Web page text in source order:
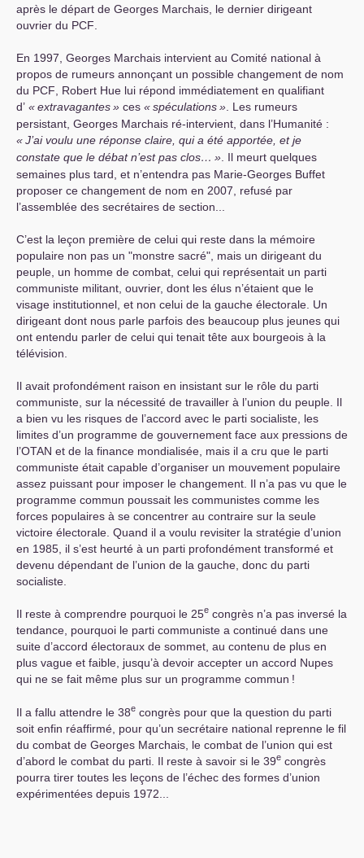
après le départ de Georges Marchais, le dernier dirigeant
ouvrier du PCF
En 1997, Georges Marchais intervient au Comité national à
propos de rumeurs annonçant un possible changement de nom
du PCF , Robert Hue lui répond immédiatement en qualifiant
d’ «extravagantes» ces «spéculations» . Les rumeurs
persistant, Georges Marchais ré-intervient, dans l’Humanité :
«J’ai voulu une réponse claire, qui a été apportée, et je
constate que le débat n’est pas clos… » . Il meurt quelques
semaines plus tard, et n’entendra pas Marie-Georges Buffet
proposer ce changement de nom en 2007, refusé par
l’assemblée des secrétaires de section...
C’est la leçon première de celui qui reste dans la mémoire
populaire non pas un "monstre sacré", mais un dirigeant du
peuple, un homme de combat, celui qui représentait un parti
communiste militant, ouvrier, dont les élus n’étaient que le
visage institutionnel, et non celui de la gauche électorale. Un
dirigeant dont nous parle parfois des beaucoup plus jeunes qui
ont entendu parler de celui qui tenait tête aux bourgeois à la
télévision.
Il avait profondément raison en insistant sur le rôle du parti
communiste, sur la nécessité de travailler à l’union du peuple. Il
a bien vu les risques de l’accord avec le parti socialiste, les
limites d’un programme de gouvernement face aux pressions de
l’OTAN et de la finance mondialisée, mais il a cru que le parti
communiste était capable d’organiser un mouvement populaire
assez puissant pour imposer le changement. Il n’a pas vu que le
programme commun poussait les communistes comme les
forces populaires à se concentrer au contraire sur la seule
victoire électorale. Quand il a voulu revisiter la stratégie d’union
en 1985, il s’est heurté à un parti profondément transformé et
devenu dépendant de l’union de la gauche, donc du parti
socialiste.
Il reste à comprendre pourquoi le 25e congrès n’a pas inversé la
tendance, pourquoi le parti communiste a continué dans une
suite d’accord électoraux de sommet, au contenu de plus en
plus vague et faible, jusqu’à devoir accepter un accord Nupes
qui ne se fait même plus sur un programme commun !
Il a fallu attendre le 38e congrès pour que la question du parti
soit enfin réaffirmé, pour qu’un secrétaire national reprenne le fil
du combat de Georges Marchais, le combat de l’union qui est
d’abord le combat du parti. Il reste à savoir si le 39e congrès
pourra tirer toutes les leçons de l’échec des formes d’union
expérimentées depuis 1972...